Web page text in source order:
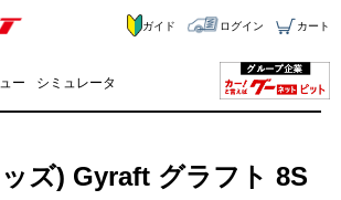
ー シミュレータ
ガイド ログイン カート
ズ) Gyraft グラフト 8S